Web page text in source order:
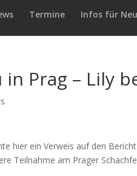
Termine Infos für
in Prag – Lily
hier ein Verweis auf den
Teilnahme am Prager